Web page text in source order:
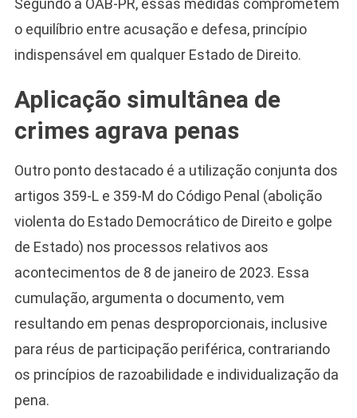
o equilíbrio entre acusação e defesa, princípio
indispensável em qualquer Estado de Direito.
Aplicação simultânea de
crimes agrava penas
Outro ponto destacado é a utilização conjunta dos
artigos 359-L e 359-M do Código Penal (abolição
violenta do Estado Democrático de Direito e golpe
de Estado) nos processos relativos aos
acontecimentos de 8 de janeiro de 2023. Essa
cumulação, argumenta o documento, vem
resultando em penas desproporcionais, inclusive
para réus de participação periférica, contrariando
os princípios de razoabilidade e individualização da
pena.
Camiseta Camisa
Bolsonaro Presidente
2026 Pátria Brasil 6 X